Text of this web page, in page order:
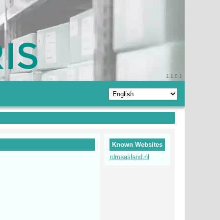
1.1.0.1
Known Websites
rdmaasland.nl